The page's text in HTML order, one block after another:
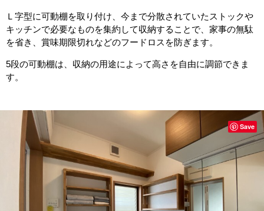
Ｌ字型に可動棚を取り付け、今まで分散されていたストックや
キッチンで必要なものを集約して収納することで、家事の無駄
を省き、賞味期限切れなどのフードロスを防ぎます。
5段の可動棚は、収納の用途によって高さを自由に調節できま
す。
Save